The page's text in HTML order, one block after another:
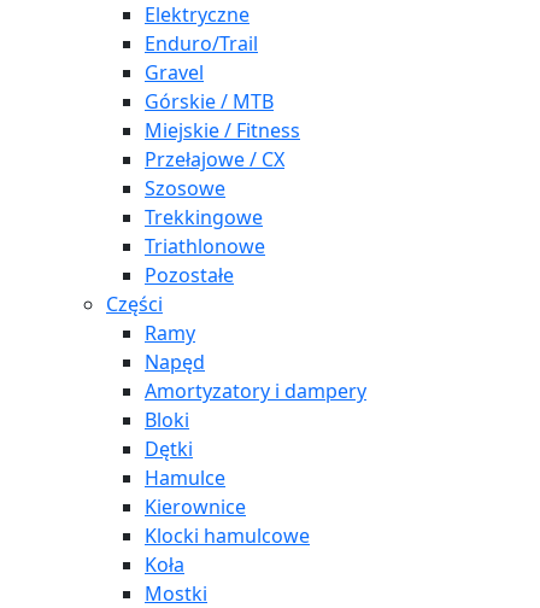
Elektryczne
Enduro/Trail
Gravel
Górskie / MTB
Miejskie / Fitness
Przełajowe / CX
Szosowe
Trekkingowe
Triathlonowe
Pozostałe
Części
Ramy
Napęd
Amortyzatory i dampery
Bloki
Dętki
Hamulce
Kierownice
Klocki hamulcowe
Koła
Mostki